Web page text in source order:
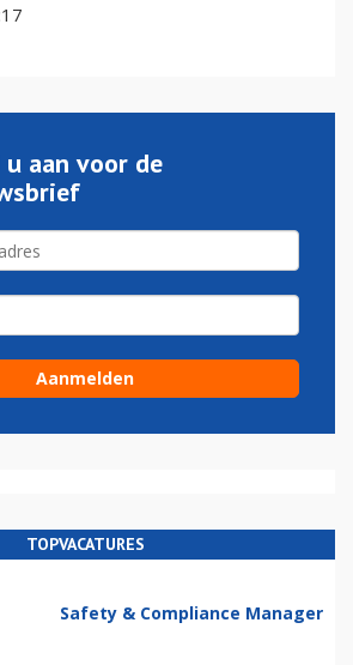
u aan voor de
TOPVACATURES
Safety & Compliance Manager